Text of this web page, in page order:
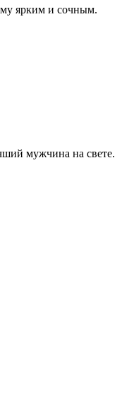
ярким и сочным.
мужчина на свете.